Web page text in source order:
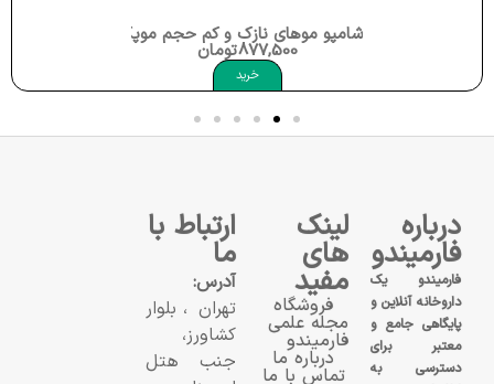
شامپو موهای نازک و کم حجم موپک Moppek Postmenopause Shampoo
877,500تومان
خرید
درباره
فارمیندو
فارمیندو یک
داروخانه آنلاین و
پایگاهی جامع و
معتبر برای
دسترسی به
لینک
های
مفید
فروشگاه
مجله علمی
فارمیندو
درباره ما
تماس با ما
ارتباط با
ما
آدرس:
تهران، بلوار
کشاورز،
جنب هتل